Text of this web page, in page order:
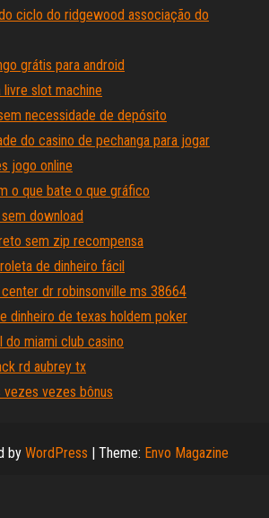
ciclo do ridgewood associação do
grátis para android
livre slot machine
necessidade de depósito
do casino de pechanga para jogar
jogo online
o que bate o que gráfico
download
sem zip recompensa
de dinheiro fácil
dr robinsonville ms 38664
dinheiro de texas holdem poker
do miami club casino
rd aubrey tx
vezes vezes bônus
by WordPress | Theme: Envo Magazine